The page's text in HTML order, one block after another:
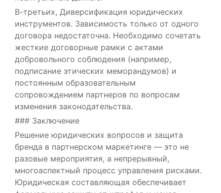
В-третьих, Диверсификация юридических
инструментов. Зависимость только от одного
договора недостаточна. Необходимо сочетать
жесткие договорные рамки с актами
добровольного соблюдения (например,
подписание этических меморандумов) и
постоянным образовательным
сопровождением партнеров по вопросам
изменения законодательства.
### Заключение
Решение юридических вопросов и защита
бренда в партнерском маркетинге — это не
разовые мероприятия, а непрерывный,
многоаспектный процесс управления рисками.
Юридическая составляющая обеспечивает